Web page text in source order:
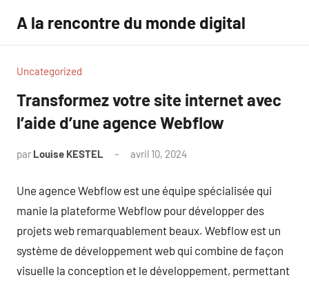
contenu
A la rencontre du monde digital
Uncategorized
Transformez votre site internet avec
l’aide d’une agence Webflow
par Louise KESTEL avril 10, 2024
Une agence Webflow est une équipe spécialisée qui
manie la plateforme Webflow pour développer des
projets web remarquablement beaux. Webflow est un
système de développement web qui combine de façon
visuelle la conception et le développement, permettant